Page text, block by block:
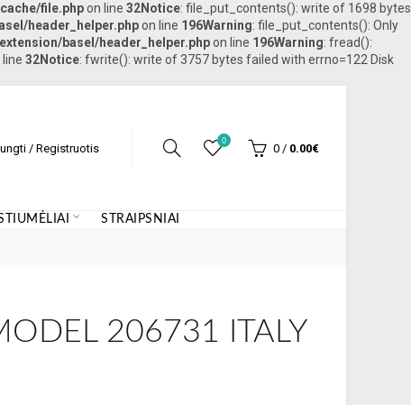
file.phpon line 32Notice: file_put_contents(): write of 1698 bytes
header_helper.phpon line 196Warning: file_put_contents(): Only
basel/header_helper.phpon line 196Warning: fread():
line 32Notice: fwrite(): write of 3757 bytes failed with errno=122 Disk
/ Registruotis
0
0 / 0.00€
STRAIPSNIAI
206731 ITALY